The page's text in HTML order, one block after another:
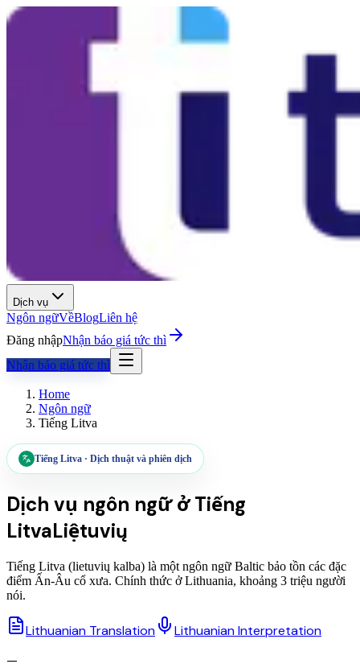
Dịch vụ
Ngôn ngữVềBlogLiên hệ
Đăng nhậpNhận báo giá tức thì
Nhận báo giá tức thì
Home
Ngôn ngữ
Tiếng Litva
Tiếng Litva · Dịch thuật và phiên dịch
Dịch vụ ngôn ngữ ởTiếng
LitvaLiệtuvių
Tiếng Litva (lietuvių kalba) là một ngôn ngữ Baltic bảo tồn các đặc
điểm Ấn-Âu cổ xưa. Chính thức ở Lithuania, khoảng 3 triệu người
nói.
Lithuanian Translation
Lithuanian Interpretation
—